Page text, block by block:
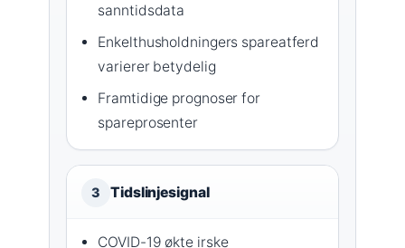
sanntidsdata
Enkelthusholdningers spareatferd
varierer betydelig
Framtidige prognoser for
spareprosenter
3 Tidslinjesignal
COVID-19 økte irske